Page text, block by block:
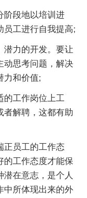
阶段地以培训进
员工进行自我提高;
潜力的开发。要让
动思考问题，解决
力和价值;
的工作岗位上工
者解聘，这都有助
正员工的工作态
的工作态度才能保
在意志，是个人
中所体现出来的外